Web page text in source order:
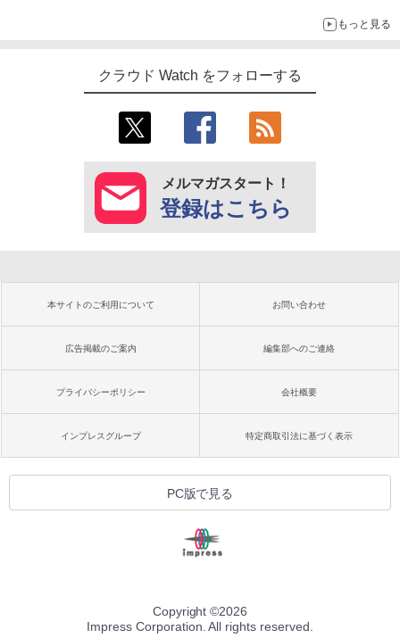
もっと見る
クラウド Watch をフォローする
メルマガスタート！
登録はこちら
本サイトのご利用について お問い合わせ
広告掲載のご案内 編集部へのご連絡
プライバシーポリシー 会社概要
インプレスグループ 特定商取引法に基づく表示
PC版で見る
Copyright ©2026
Impress Corporation. All rights reserved.